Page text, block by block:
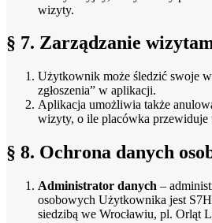
wizyty.
§ 7. Zarządzanie
Użytkownik może śledzić swoje
zgłoszenia” w aplikacji.
Aplikacja umożliwia także
wizyty, o ile placówka przewiduje
§ 8. Ochrona danych
Administrator danych –
osobowych Użytkownika jest
siedzibą we Wrocławiu, pl. Orląt